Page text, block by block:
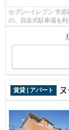
セブン−イレブン 市
の、自走式駐車場を
ネットをよく使う方
賃貸 | アパート